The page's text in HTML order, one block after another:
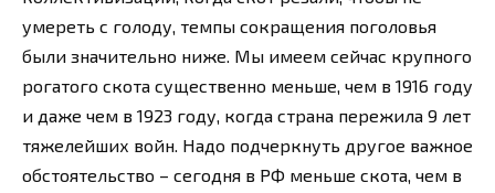
умереть с голоду, темпы сокращения поголовья
были значительно ниже. Мы имеем сейчас крупного
рогатого скота существенно меньше, чем в 1916 году
и даже чем в 1923 году, когда страна пережила 9 лет
тяжелейших войн. Надо подчеркнуть другое важное
обстоятельство – сегодня в РФ меньше скота, чем в